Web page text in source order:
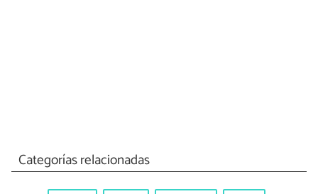
Categorías relacionadas